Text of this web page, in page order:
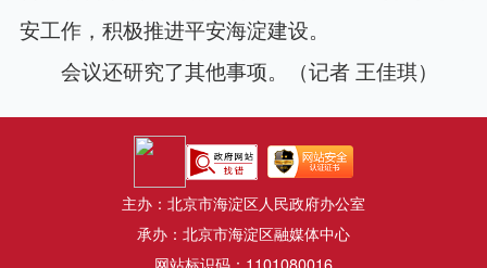
安工作，积极推进平安海淀建设。
会议还研究了其他事项。（记者 王佳琪）
主办：北京市海淀区人民政府办公室
承办：北京市海淀区融媒体中心